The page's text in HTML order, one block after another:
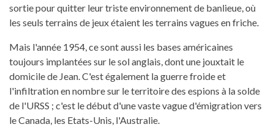
sortie pour quitter leur triste environnement de banlieue, où
les seuls terrains de jeux étaient les terrains vagues en friche.
Mais l'année 1954, ce sont aussi les bases américaines
toujours implantées sur le sol anglais, dont une jouxtait le
domicile de Jean. C'est également la guerre froide et
l'infiltration en nombre sur le territoire des espions à la solde
de l'URSS ; c'est le début d'une vaste vague d'émigration vers
le Canada, les Etats-Unis, l'Australie.